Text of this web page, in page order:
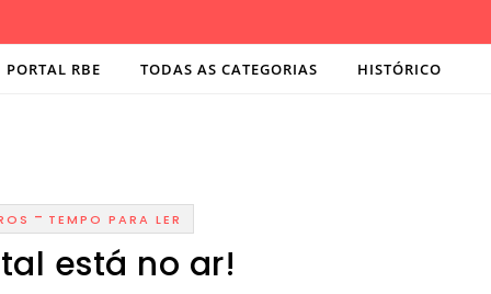
PORTAL RBE TODAS AS CATEGORIAS HISTÓRICO
- TEMPO PARA LER
está no ar!